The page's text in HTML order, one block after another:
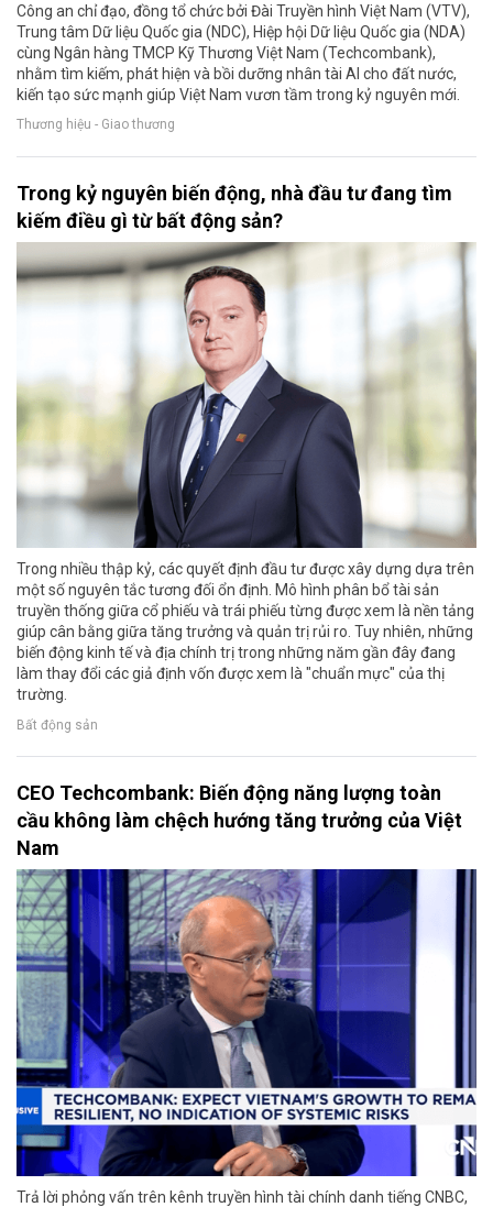
Công an chỉ đạo, đồng tổ chức bởi Đài Truyền hình Việt Nam (VTV),
Trung tâm Dữ liệu Quốc gia (NDC), Hiệp hội Dữ liệu Quốc gia (NDA)
cùng Ngân hàng TMCP Kỹ Thương Việt Nam (Techcombank),
nhằm tìm kiếm, phát hiện và bồi dưỡng nhân tài AI cho đất nước,
kiến tạo sức mạnh giúp Việt Nam vươn tầm trong kỷ nguyên mới.
Thương hiệu - Giao thương
Trong kỷ nguyên biến động, nhà đầu tư đang tìm
kiếm điều gì từ bất động sản?
Trong nhiều thập kỷ, các quyết định đầu tư được xây dựng dựa trên
một số nguyên tắc tương đối ổn định. Mô hình phân bổ tài sản
truyền thống giữa cổ phiếu và trái phiếu từng được xem là nền tảng
giúp cân bằng giữa tăng trưởng và quản trị rủi ro. Tuy nhiên, những
biến động kinh tế và địa chính trị trong những năm gần đây đang
làm thay đổi các giả định vốn được xem là "chuẩn mực" của thị
trường.
Bất động sản
CEO Techcombank: Biến động năng lượng toàn
cầu không làm chệch hướng tăng trưởng của Việt
Nam
Trả lời phỏng vấn trên kênh truyền hình tài chính danh tiếng CNBC,